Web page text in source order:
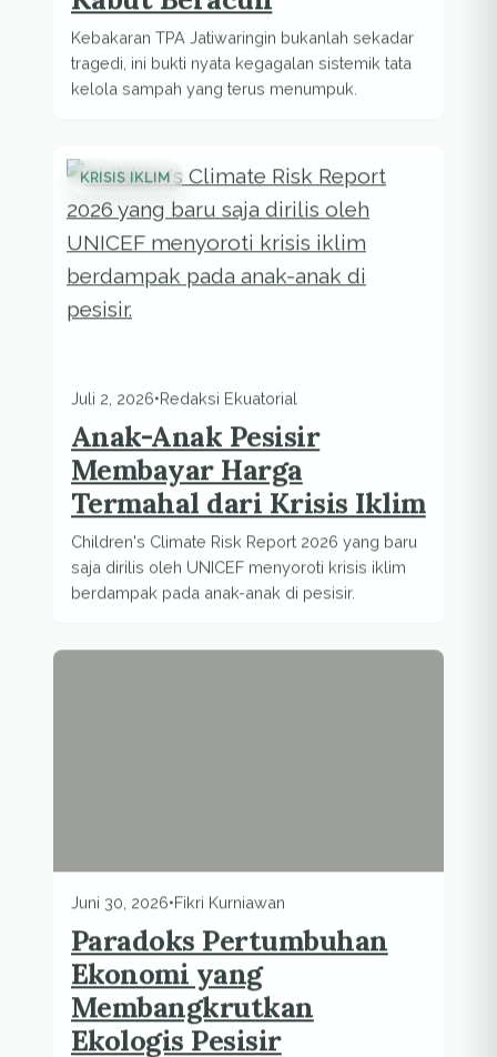
Kebakaran TPA Jatiwaringin bukanlah sekadar
tragedi, ini bukti nyata kegagalan sistemik tata
kelola sampah yang terus menumpuk.
KRISIS IKLIM
Juli 2, 2026•Redaksi Ekuatorial
Anak-Anak Pesisir
Membayar Harga
Termahal dari Krisis Iklim
Children's Climate Risk Report 2026 yang baru
saja dirilis oleh UNICEF menyoroti krisis iklim
berdampak pada anak-anak di pesisir.
Juni 30, 2026•Fikri Kurniawan
Paradoks Pertumbuhan
Ekonomi yang
Membangkrutkan
Ekologis Pesisir